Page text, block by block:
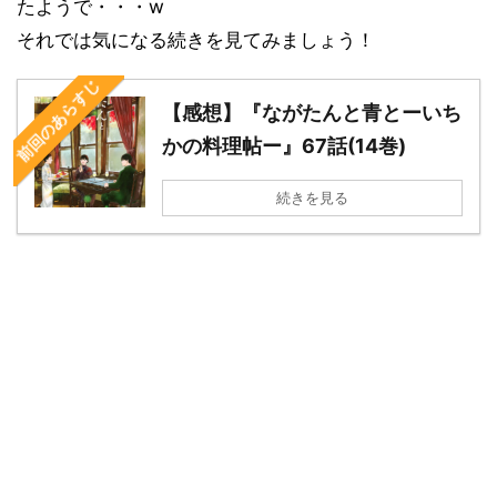
たようで・・・w
それでは気になる続きを見てみましょう！
前回のあらすじ
【感想】『ながたんと青とーいち
かの料理帖ー』67話(14巻)
続きを見る